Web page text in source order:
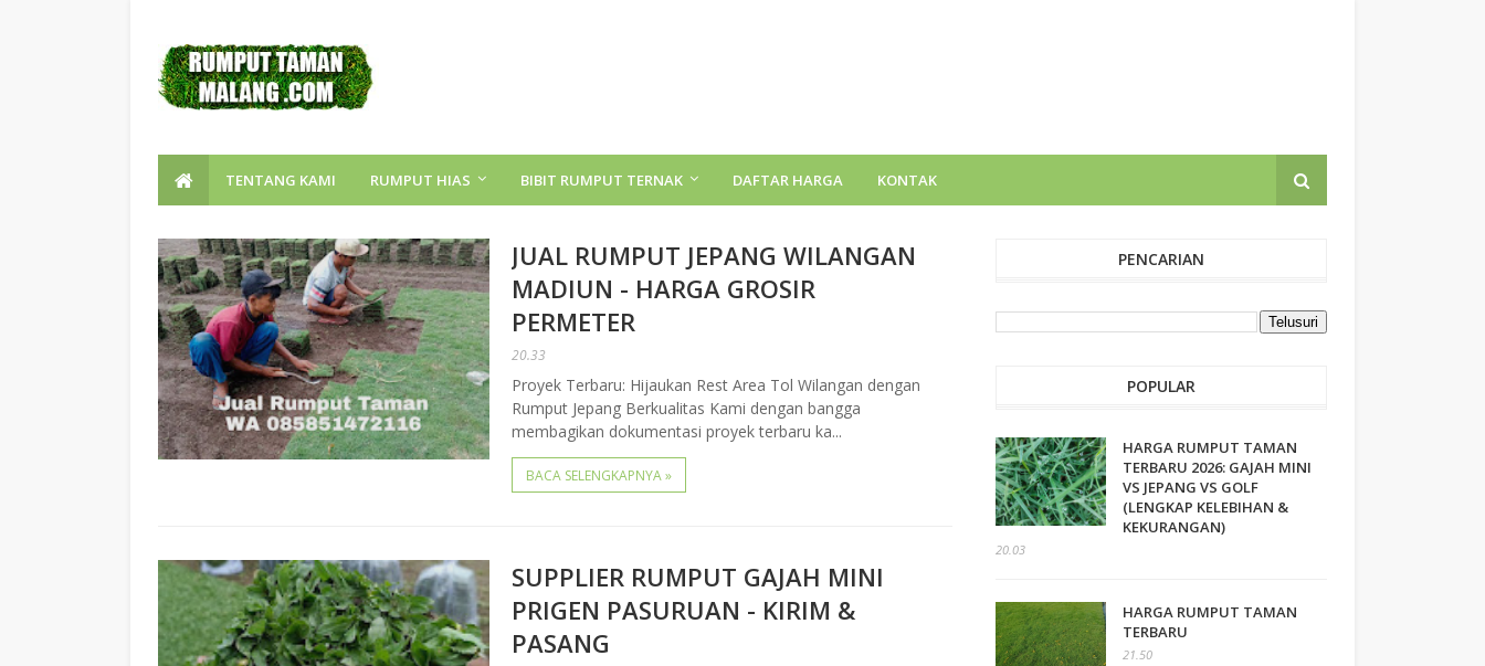
TENTANG KAMI RUMPUT HIAS BIBIT RUMPUT TERNAK DAFTAR HARGA KONTAK
JUAL RUMPUT JEPANG WILANGAN
MADIUN - HARGA GROSIR
PERMETER
20.33
Proyek Terbaru: Hijaukan Rest Area Tol Wilangan dengan
Rumput Jepang Berkualitas Kami dengan bangga
membagikan dokumentasi proyek terbaru ka...
BACA SELENGKAPNYA »
SUPPLIER RUMPUT GAJAH MINI
PRIGEN PASURUAN - KIRIM &
PASANG
PENCARIAN
POPULAR
HARGA RUMPUT TAMAN
TERBARU 2026: GAJAH MINI
VS JEPANG VS GOLF
(LENGKAP KELEBIHAN &
KEKURANGAN)
20.03
HARGA RUMPUT TAMAN
TERBARU
21.50